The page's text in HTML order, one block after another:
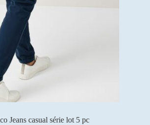
Jeans casual série lot 5 pc